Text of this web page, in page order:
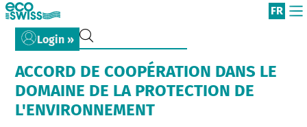
FR
ACCORD DE COOPÉRATION DANS LE
DOMAINE DE LA PROTECTION DE
L'ENVIRONNEMENT
Login »